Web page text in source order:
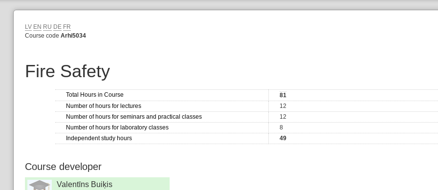
LV EN RU DE FR
Course code Arhi5034
Fire Safety
Total Hours in Course
81
Number of hours for lectures
12
Number of hours for seminars and practical classes
12
Number of hours for laboratory classes
8
Independent study hours
49
Course developer
Valentīns Buiķis